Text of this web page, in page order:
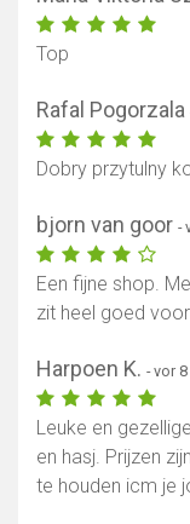
Top
Rafal Pogorzala
Dobry przytulny
bjorn van goor -
Een fijne shop.
zit heel goed
Harpoen K. - vor
Leuke en
en hasj. Prijzen
te houden icm je